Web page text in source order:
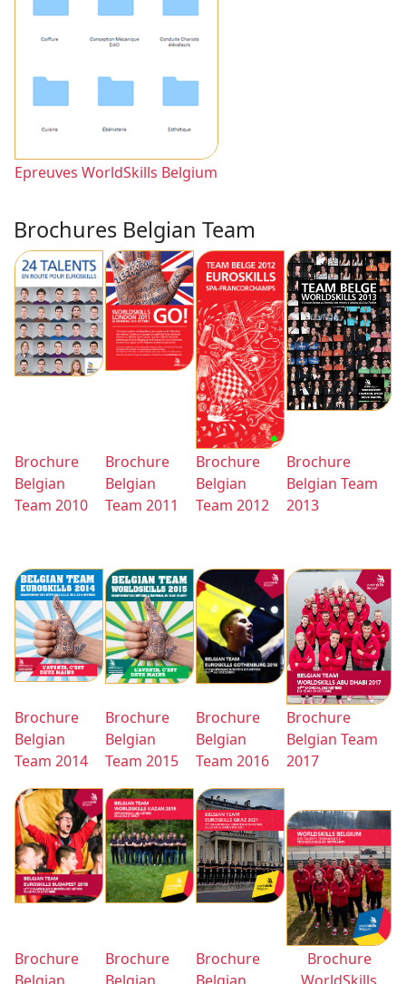
Epreuves WorldSkills Belgium
Brochures Belgian Team
Brochure
Belgian
Team 2010
Brochure
Belgian
Team 2011
Brochure
Belgian
Team 2012
Brochure
Belgian Team
2013
Brochure
Belgian
Team 2014
Brochure
Belgian
Team 2015
Brochure
Belgian
Team 2016
Brochure
Belgian Team
2017
Brochure
Brochure
Brochure
Brochure